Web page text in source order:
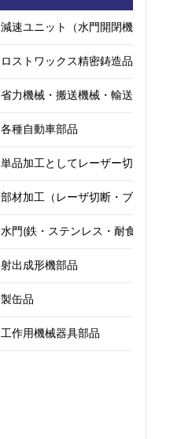
減速ユニット（水門開閉機・風力
ロストワックス精密鋳造品
省力機械・搬送機械・輸送機械・
各種自動車部品
単品加工としてレーザー切断から
部材加工（レーザ切断・ブレーキ
水門(鉄・ステンレス・耐食アル
射出成形機部品
製缶品
工作用機械器具部品